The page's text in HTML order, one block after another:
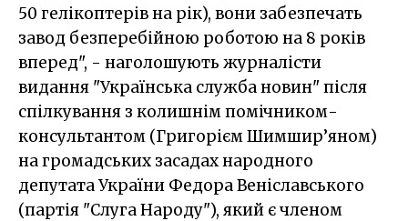
50 гелікоптерів на рік), вони забезпечать
завод безперебійною роботою на 8 років
вперед", - наголошують журналісти
видання "Українська служба новин" після
спілкування з колишнім помічником-
консультантом (Григорієм Шимшир’яном)
на громадських засадах народного
депутата України Федора Веніславського
(партія "Слуга Народу"), який є членом